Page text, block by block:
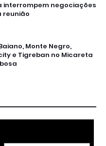
interrompem negociações
reunião
Monte Negro,
e Tigreban no Micareta